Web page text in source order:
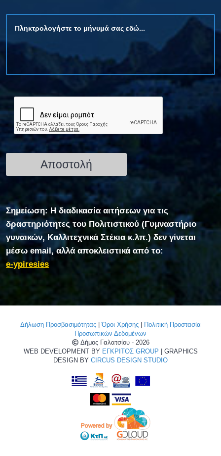
Σημείωση: Η διαδικασία αιτήσεων για τις
δραστηριότητες του Πολιτιστικού (Γυμναστήριο
γυναικών, Καλλιτεχνικά Στέκια κ.λπ.) δεν γίνεται
μέσω email, αλλά αποκλειστικά από το:
e-ypiresies
Δήλωση Προσβασιμότητας |Όροι Χρήσης
Πολιτική Προστασία
Προσωπικών Δεδομένων
Δήμος Γαλατσίου - 2026
WEB DEVELOPMENT BY ΕΓΚΡΙΤΟΣ GROUP | GRAPHICS
DESIGN BY CIRCUS DESIGN STUDIO